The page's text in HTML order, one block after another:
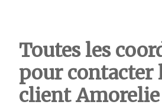
Toutes les
pour contacter
client Amorelie